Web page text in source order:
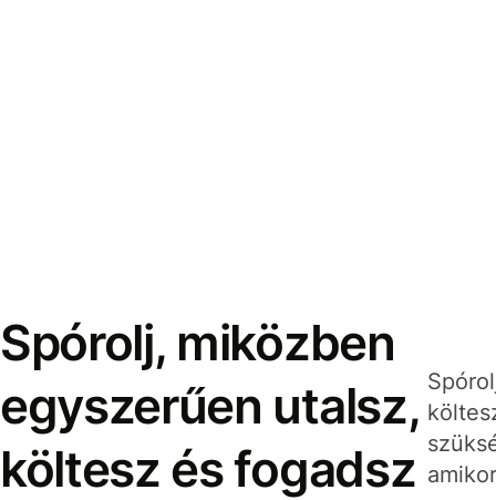
Spórolj, miközben
egyszerűen utalsz,
költesz és fogadsz